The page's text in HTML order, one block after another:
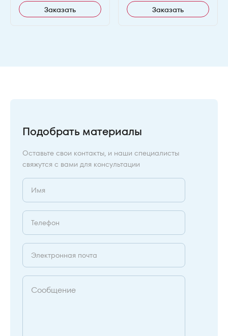
Заказать
Заказать
Подобрать материалы
Оставьте свои контакты, и наши специалисты
свяжутся с вами для консультации